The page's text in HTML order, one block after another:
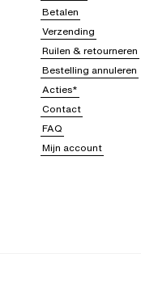
Betalen
Verzending
Ruilen & retourneren
Bestelling annuleren
Acties*
Contact
FAQ
Mijn account